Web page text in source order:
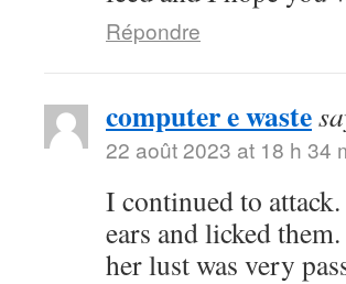
Répondre
computer e waste
22 août 2023 at 18 h 34
I continued to
ears and licked
her lust was very